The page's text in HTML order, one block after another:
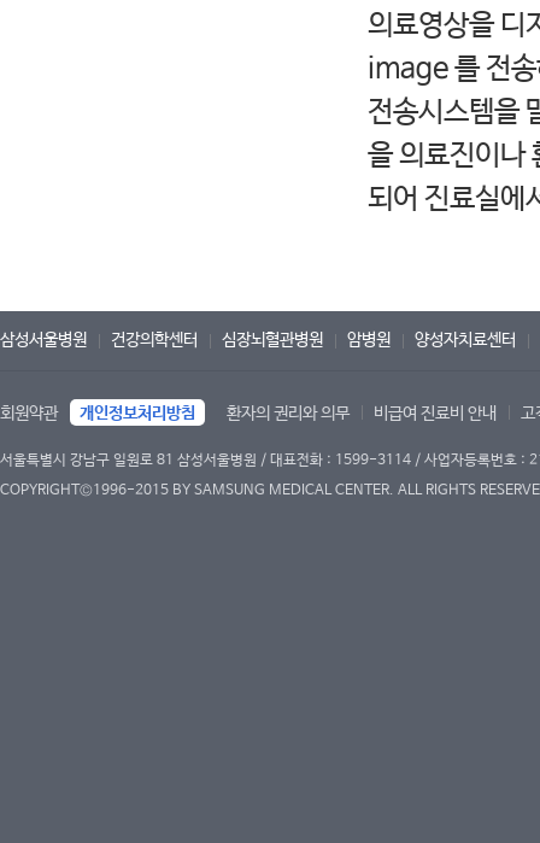
의료영상을 디
image 를 전
전송시스템을
을 의료진이나
되어 진료실에
삼성서울병원 건강의학센터 심장뇌혈관병원 암병원 양성자치료센터
회원약관 개인정보처리방침 환자의 권리와 의무 비급여 진료비 안내 고
서울특별시 강남구 일원로 81 삼성서울병원 / 대표전화 : 1599-3114 / 사업자등록번호
COPYRIGHT©1996-2015 BY SAMSUNG MEDICAL CENTER. ALL RIGHTS